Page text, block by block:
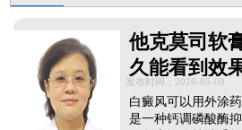
他克莫司软
久能看到效
发布时间：2026-05-08
白癜风可以用外涂
是一种钙调磷酸酶